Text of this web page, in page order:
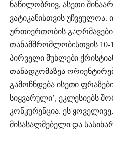
ნაწილობრივ, ასეთი
ვატიკანისთვის
ურთიერთობის
თანამშრომლობისთვის 10-
პირველი მუხლები
თანადგომაზეა
გამოჩნდება ისეთი
სიყვარული’, ეკლესიებს
კონკურენცია. ეს
მისასალმებელი და